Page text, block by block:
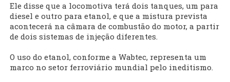
Ele disse que a locomotiva terá dois tanques, um para
diesel e outro para etanol, e que a mistura prevista
acontecerá na câmara de combustão do motor, a partir
de dois sistemas de injeção diferentes.
O uso do etanol, conforme a Wabtec, representa um
marco no setor ferroviário mundial pelo ineditismo.